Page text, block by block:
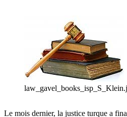
Le mois dernier, la justice turque a